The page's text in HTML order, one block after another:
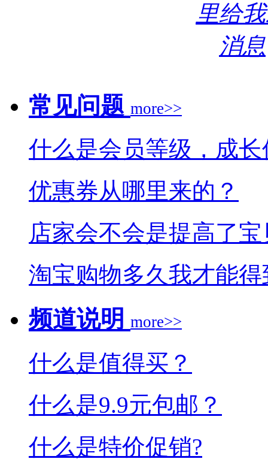
常见问题 more>>
什么是会员等级，成长
优惠券从哪里来的？
店家会不会是提高了
淘宝购物多久我才能
频道说明 more>>
什么是值得买？
什么是9.9元包邮？
什么是特价促销?